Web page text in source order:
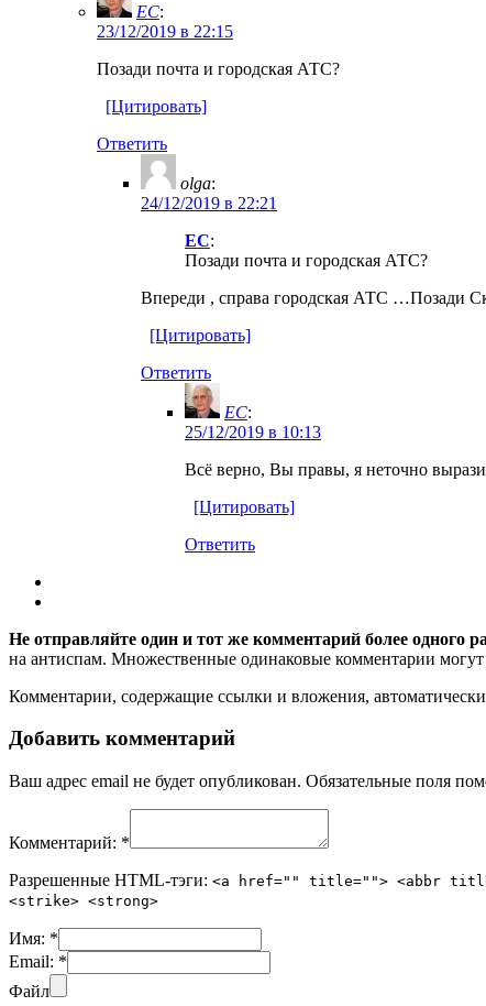
EC:
23/12/2019 в 22:15
Позади почта и городская АТС?
[Цитировать]
Ответить
olga:
24/12/2019 в 22:21
EC:
Позади почта и городская АТС?
Впереди , справа городская АТС …Позади
[Цитировать]
Ответить
EC:
25/12/2019 в 10:13
Всё верно, Вы правы, я неточно
[Цитировать]
Ответить
Не отправляйте один и тот же комментарий более одного
на антиспам. Множественные одинаковые комментарии
Комментарии, содержащие ссылки и вложения,
Добавить комментарий
Ваш адрес email не будет опубликован. Обязательные поля
Комментарий: *
Разрешенные HTML-тэги: <a href="" title=""> <abbr
<strike> <strong>
Имя: *
Email: *
Файл